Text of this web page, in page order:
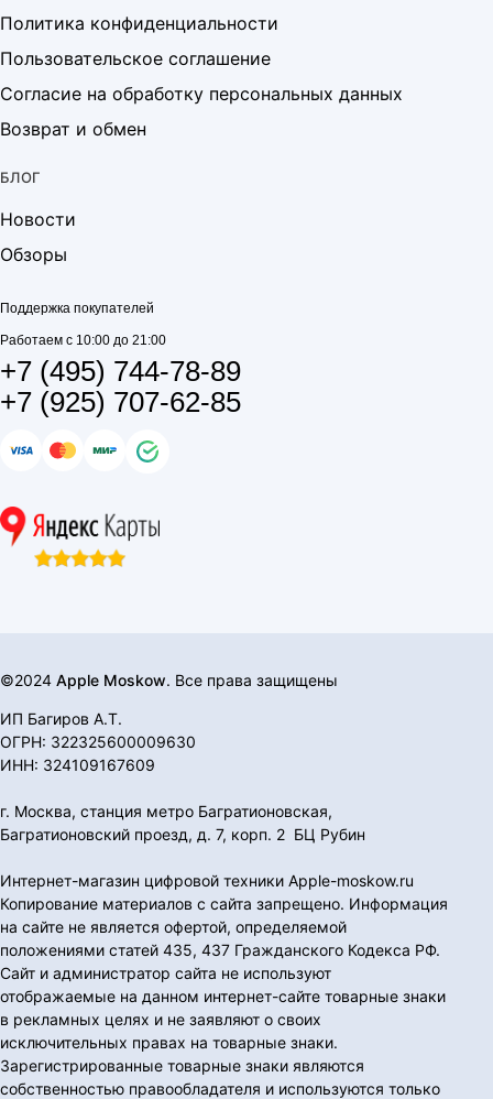
Политика конфиденциальности
Пользовательское соглашение
Согласие на обработку персональных данных
Возврат и обмен
БЛОГ
Новости
Обзоры
Поддержка покупателей
Работаем с 10:00 до 21:00
+7 (495) 744-78-89
+7 (925) 707-62-85
©2024 Apple Moskow. Все права защищены
ИП Багиров А.Т.
ОГРН: 322325600009630
ИНН: 324109167609
г. Москва, станция метро Багратионовская,
Багратионовский проезд, д. 7, корп. 2 БЦ Рубин
Интернет-магазин цифровой техники Apple-moskow.ru
Копирование материалов с сайта запрещено. Информация
на сайте не является офертой, определяемой
положениями статей 435, 437 Гражданского Кодекса РФ.
Сайт и администратор сайта не используют
отображаемые на данном интернет-сайте товарные знаки
в рекламных целях и не заявляют о своих
исключительных правах на товарные знаки.
Зарегистрированные товарные знаки являются
собственностью правообладателя и используются только